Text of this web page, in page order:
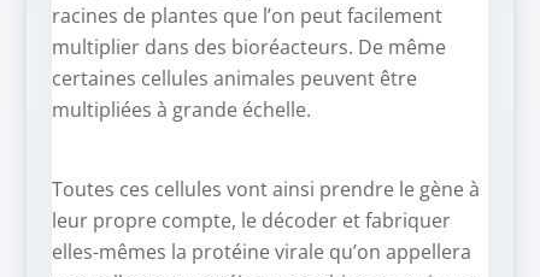
racines de plantes que l’on peut facilement
multiplier dans des bioréacteurs. De même
certaines cellules animales peuvent être
multipliées à grande échelle.
Toutes ces cellules vont ainsi prendre le gène à
leur propre compte, le décoder et fabriquer
elles-mêmes la protéine virale qu’on appellera